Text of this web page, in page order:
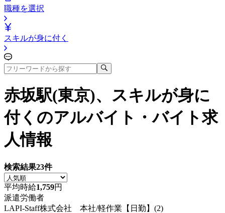
職種を選択
スキルが身に付く
赤坂駅(東京)、スキルが身に
付く のアルバイト・バイト求
人情報
検索結果23件
平均時給1,759円
派遣労働者
LAPI-Staff株式会社 本社/軽作業【日勤】(2)